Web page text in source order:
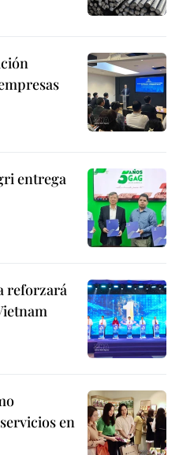
entrega
reforzará
en